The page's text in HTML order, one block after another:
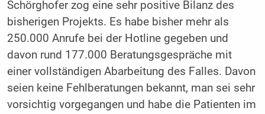
Schörghofer zog eine sehr positive Bilanz des
bisherigen Projekts. Es habe bisher mehr als
250.000 Anrufe bei der Hotline gegeben und
davon rund 177.000 Beratungsgespräche mit
einer vollständigen Abarbeitung des Falles. Davon
seien keine Fehlberatungen bekannt, man sei sehr
vorsichtig vorgegangen und habe die Patienten im